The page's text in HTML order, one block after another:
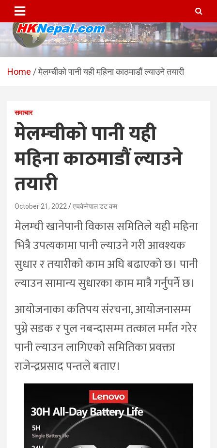
content
HKNepal.com – हङकङबाट
सञ्चालित पहिलो नेपाली अनलाईन
hknepal, hknepal.com, hk nepal, hk nepal com
Home मेलम्चीको पानी यही महिना काठमाडौं ल्याउने तयारी
समाचार
मेलम्चीको पानी यही
महिना काठमाडौं ल्याउने
तयारी
October 21, 2022 एचकेनेपाल डट कम
मेलम्ची खानेपानी विकास समितिले यही महिना
भित्रै उपत्यकामा पानी ल्याउने गरी आवश्यक
सुधार र तयारीको काम अघि बढाएको छ। पानी
ल्याउन सामान्य सुधारका काम मात्रै गर्नुपर्ने छ।
आयोजनाका कतिपय संरचना, आयोजनासम्म
पुग्ने सडक र पुल नबन्दासम्म तत्काल मर्मत गरेर
पानी ल्याउन लागिएको समितिका प्रवक्ता
राजेन्द्रप्रसाद पन्तले बताए।